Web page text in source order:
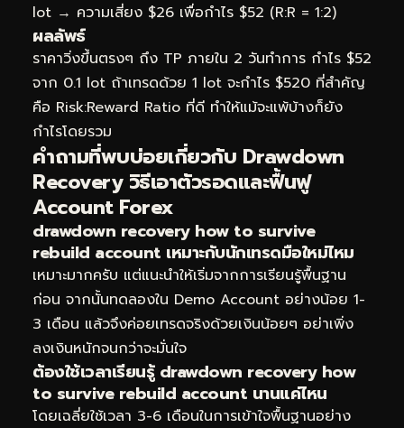
lot → ความเสี่ยง $26 เพื่อกำไร $52 (R:R = 1:2)
ผลลัพธ์
ราคาวิ่งขึ้นตรงๆ ถึง TP ภายใน 2 วันทำการ กำไร $52
จาก 0.1 lot ถ้าเทรดด้วย 1 lot จะกำไร $520 ที่สำคัญ
คือ Risk:Reward Ratio ที่ดี ทำให้แม้จะแพ้บ้างก็ยัง
กำไรโดยรวม
คำถามที่พบบ่อยเกี่ยวกับ Drawdown
Recovery วิธีเอาตัวรอดและฟื้นฟู
Account Forex
drawdown recovery how to survive
rebuild account เหมาะกับนักเทรดมือใหม่ไหม
เหมาะมากครับ แต่แนะนำให้เริ่มจากการเรียนรู้พื้นฐาน
ก่อน จากนั้นทดลองใน Demo Account อย่างน้อย 1-
3 เดือน แล้วจึงค่อยเทรดจริงด้วยเงินน้อยๆ อย่าเพิ่ง
ลงเงินหนักจนกว่าจะมั่นใจ
ต้องใช้เวลาเรียนรู้ drawdown recovery how
to survive rebuild account นานแค่ไหน
โดยเฉลี่ยใช้เวลา 3-6 เดือนในการเข้าใจพื้นฐานอย่าง